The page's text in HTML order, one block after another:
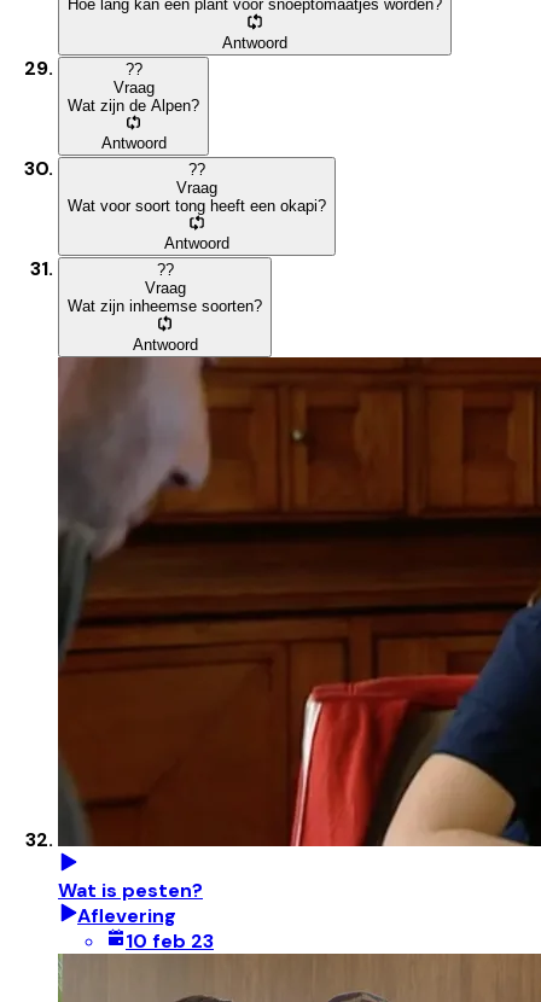
Hoe lang kan een plant voor snoeptomaatjes worden?
Antwoord
??
Vraag
Wat zijn de Alpen?
Antwoord
??
Vraag
Wat voor soort tong heeft een okapi?
Antwoord
??
Vraag
Wat zijn inheemse soorten?
Antwoord
Wat is pesten?
Aflevering
10 feb 23